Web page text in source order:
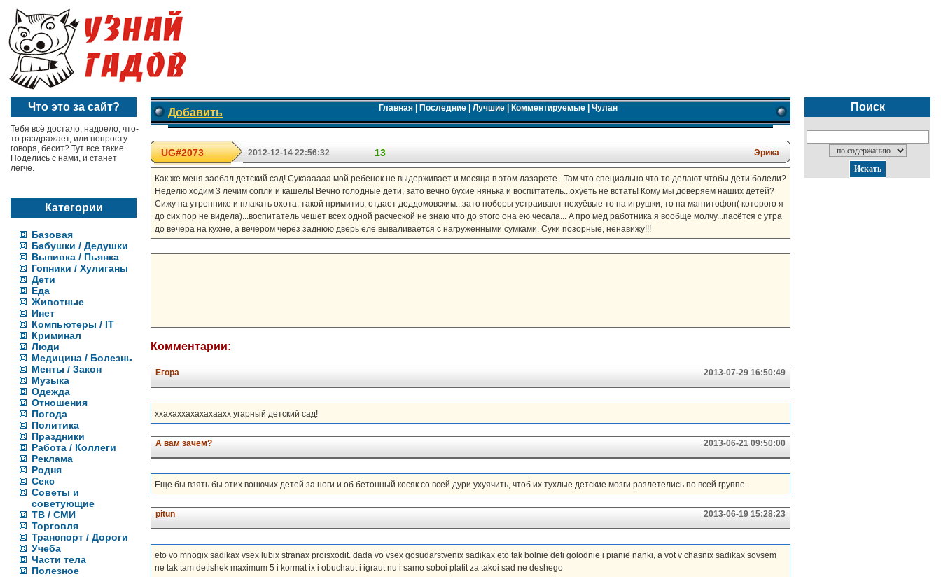
Что это за сайт?
Тебя всё достало, надоело, что-
то раздражает, или попросту
говоря, бесит? Тут все такие.
Поделись с нами, и станет
легче.
Категории
Базовая
Бабушки / Дедушки
Выпивка / Пьянка
Гопники / Хулиганы
Дети
Еда
Животные
Инет
Компьютеры / IT
Криминал
Люди
Медицина / Болезнь
Менты / Закон
Музыка
Одежда
Отношения
Погода
Политика
Праздники
Работа / Коллеги
Реклама
Родня
Секс
Советы и
советующие
ТВ / СМИ
Торговля
Транспорт / Дороги
Учеба
Части тела
Полезное
Добавить Главная| Последние| Лучшие| Комментируемые| Чулан
UG#2073 2012-12-14 22:56:32 13 Эрика
Как же меня заебал детский сад! Сукаааааа мой ребенок не выдерживает и месяца в этом лазарете...Там что специально что то делают чтобы дети болели?
Неделю ходим 3 лечим сопли и кашель! Вечно голодные дети, зато вечно бухие нянька и воспитатель...охуеть не встать! Кому мы доверяем наших детей?
Сижу на утреннике и плакать охота, такой примитив, отдает деддомовским...зато поборы устраивают нехуёвые то на игрушки, то на магнитофон( которого я
до сих пор не видела)...воспитатель чешет всех одной расческой не знаю что до этого она ею чесала... A про мед работника я вообще молчу...пасётся с утра
до вечера на кухне, a вечером через заднюю дверь еле вываливается с нагруженными сумками. Суки позорные, ненавижу!!!
Комментарии:
Егора 2013-07-29 16:50:49
ххахаххахахахаахх угарный детский сад!
А вам зачем? 2013-06-21 09:50:00
Еще бы взять бы этих вонючих детей за ноги и об бетонный косяк со всей дури ухуячить, чтоб их тухлые детские мозги разлетелись по всей группе.
pitun 2013-06-19 15:28:23
eto vo mnogix sadikax vsex lubix stranax proisxodit. dada vo vsex gosudarstvenix sadikax eto tak bolnie deti golodnie i pianie nanki, a vot v chasnix sadikax sovsem
ne tak tam detishek maximum 5 i kormat ix i obuchaut i igraut nu i samo soboi platit za takoi sad ne deshego
Поиск